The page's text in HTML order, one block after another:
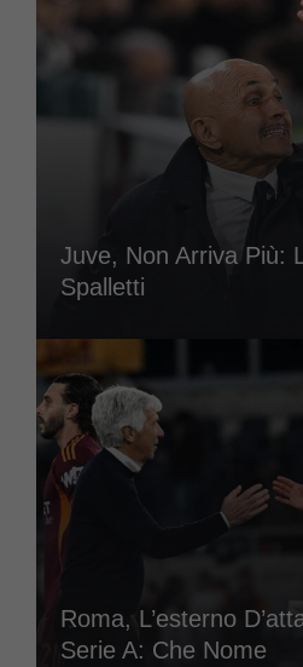
Juve, Non Arriva Più:
Spalletti
Roma, L’esterno
Serie A: Che Nome